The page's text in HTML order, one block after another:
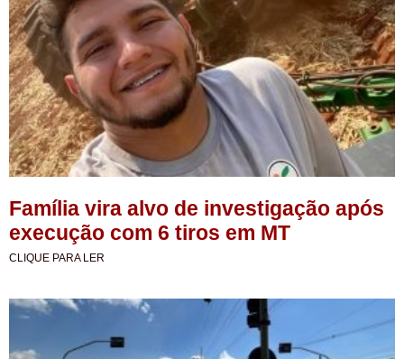
Família vira alvo de investigação após
execução com 6 tiros em MT
CLIQUE PARA LER